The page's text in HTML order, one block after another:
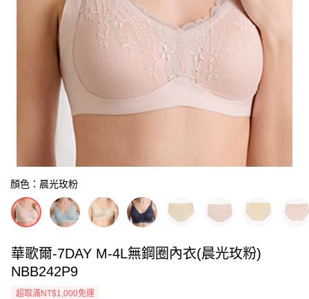
顏色：晨光玫粉
華歌爾-7DAY M-4L無鋼圈內衣(晨光玫粉)
NBB242P9
超取滿NT$1,000免運